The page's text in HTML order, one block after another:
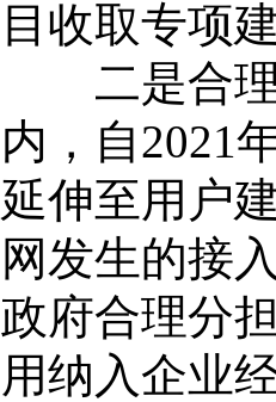
目收取专项
二是合理
内，自2021
延伸至用户
网发生的接
政府合理分
用纳入企业